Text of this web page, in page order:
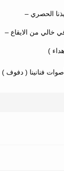
الحصري –
من الايقاع –
)
فنانينا ( دفوف )
عباس ابراهيم –